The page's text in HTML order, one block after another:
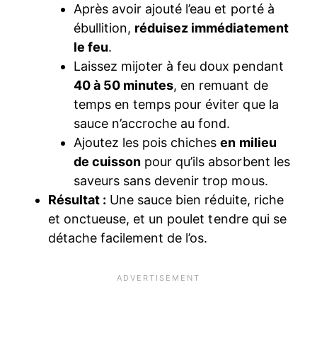
Après avoir ajouté l’eau et porté à
ébullition, réduisez immédiatement
le feu.
Laissez mijoter à feu doux pendant
40 à 50 minutes, en remuant de
temps en temps pour éviter que la
sauce n’accroche au fond.
Ajoutez les pois chichesen milieu
de cuisson pour qu’ils absorbent les
saveurs sans devenir trop mous.
Résultat : Une sauce bien réduite, riche
et onctueuse, et un poulet tendre qui se
détache facilement de l’os.